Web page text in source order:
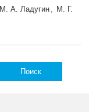
М. А. Ладугин , М. Г.